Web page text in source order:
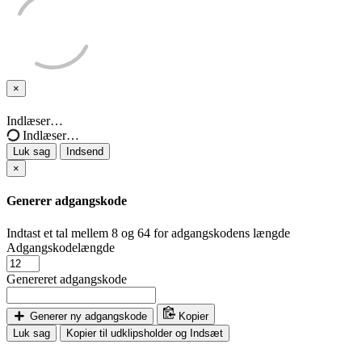
×
Luk
Indlæser…
Indlæser…
Luk sag
Indsend
×
Generer adgangskode
Indtast et tal mellem 8 og 64 for adgangskodens længde
Adgangskodelængde
Genereret adgangskode
Generer ny adgangskode
Kopier
Luk sag
Kopier til udklipsholder og Indsæt